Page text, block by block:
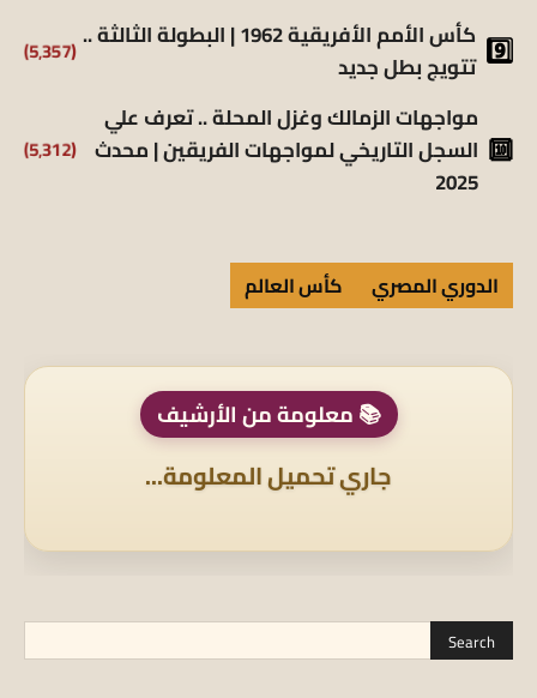
كأس الأمم الأفريقية 1962 | البطولة الثالثة ..
تتويج بطل جديد
(5٬357)
مواجهات الزمالك وغزل المحلة .. تعرف علي
السجل التاريخي لمواجهات الفريقين | محدث
2025
(5٬312)
الدوري المصري كأس العالم
📚 معلومة من الأرشيف
جاري تحميل المعلومة...